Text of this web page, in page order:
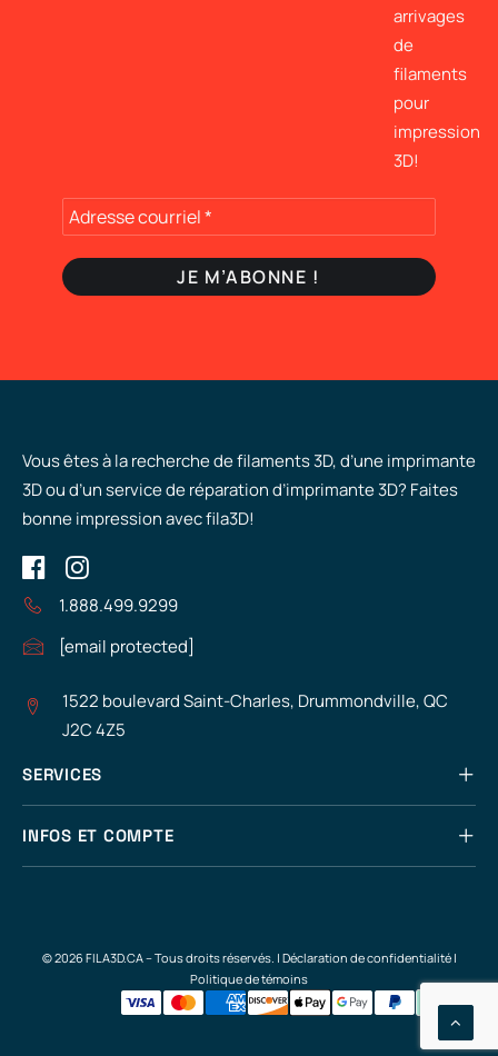
arrivages
de
filaments
pour
impression
3D!
Vous êtes à la recherche de filaments 3D, d’une imprimante
3D ou d’un service de réparation d’imprimante 3D? Faites
bonne impression avec fila3D!
1.888.499.9299
[email protected]
1522 boulevard Saint-Charles, Drummondville, QC
J2C 4Z5
SERVICES
INFOS ET COMPTE
© 2026 FILA3D.CA – Tous droits réservés. | Déclaration de confidentialité|
Politique de témoins